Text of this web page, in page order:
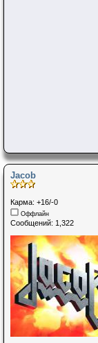
Jacob
Карма: +16/-0
Оффлайн
Сообщений: 1,322